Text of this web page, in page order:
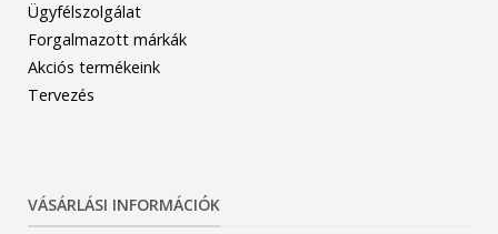
Ügyfélszolgálat
Forgalmazott márkák
Akciós termékeink
Tervezés
VÁSÁRLÁSI INFORMÁCIÓK